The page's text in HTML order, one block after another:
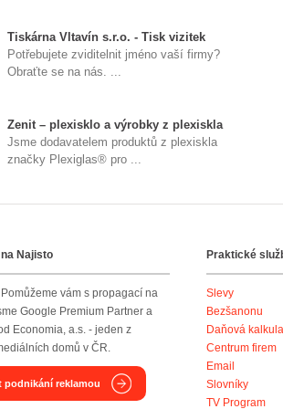
Tiskárna Vltavín s.r.o. - Tisk vizitek
Potřebujete zviditelnit jméno vaší firmy?
Obraťte se na nás. ...
Zenit – plexisklo a výrobky z plexiskla
Jsme dodavatelem produktů z plexiskla
značky Plexiglas® pro ...
Najisto
vám s propagací na
Google Premium Partner a
Economia, a.s. - jeden z
domů v ČR.
podnikání reklamou
Praktické
Slevy
Bezšanonu
Daňová
Centrum firem
Email
Slovníky
TV Program